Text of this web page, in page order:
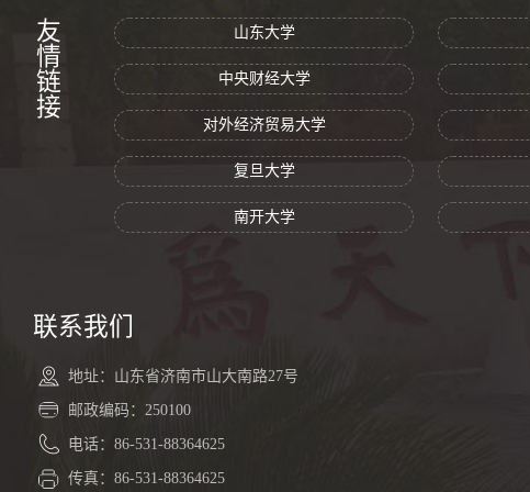
友情链接 山东大学
中央财经大学
对外经济贸易大学
复旦大学
南开大学
联系我们
地址：山东省济南市山大南路27号
邮政编码：250100
电话：86-531-88364625
传真：86-531-88364625